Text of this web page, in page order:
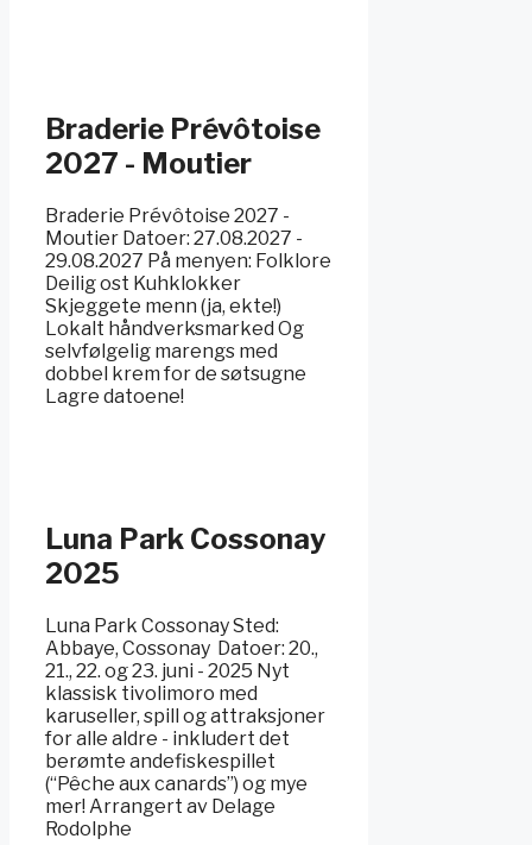
Braderie Prévôtoise
2027 - Moutier
Braderie Prévôtoise 2027 -
Moutier Datoer: 27.08.2027 -
29.08.2027 På menyen: Folklore
Deilig ost Kuhklokker
Skjeggete menn (ja, ekte!)
Lokalt håndverksmarked Og
selvfølgelig marengs med
dobbel krem for de søtsugne
Lagre datoene!
Luna Park Cossonay
2025
Luna Park Cossonay Sted:
Abbaye, Cossonay ️ Datoer: 20.,
21., 22. og 23. juni - 2025 Nyt
klassisk tivolimoro med
karuseller, spill og attraksjoner
for alle aldre - inkludert det
berømte andefiskespillet
(“Pêche aux canards”) og mye
mer! Arrangert av Delage
Rodolphe